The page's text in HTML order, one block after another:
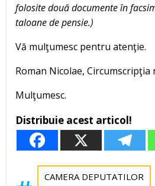
folosite două documente în
taloane de pensie.)
Vă mulţumesc pentru atenţie.
Roman Nicolae, Circumscripţia
Mulţumesc.
Distribuie acest articol!
CAMERA DEPUTATILOR